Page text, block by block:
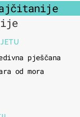
pješčana
od mora